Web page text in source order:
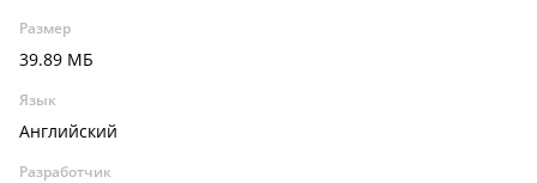
Размер
39.89 МБ
Язык
Английский
Разработчик